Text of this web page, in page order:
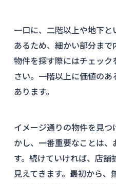
一口に、二階以上や地下と
あるため、細かい部分ま
物件を探す際にはチェック
さい。一階以上に価値の
あります。
イメージ通りの物件を見つ
かし、一番重要なことは、
す。続けていければ、店舗
見えてきます。最初から、